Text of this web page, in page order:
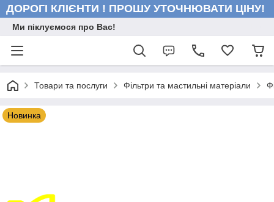
ДОРОГІ КЛІЄНТИ ! ПРОШУ УТОЧНЮВАТИ ЦІНУ!
Ми піклуємося про Вас!
Товари та послуги Фільтри та мастильні матеріали
Новинка